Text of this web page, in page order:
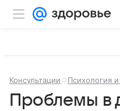
Консультации Психология
Проблемы в